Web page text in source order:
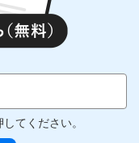
てください。